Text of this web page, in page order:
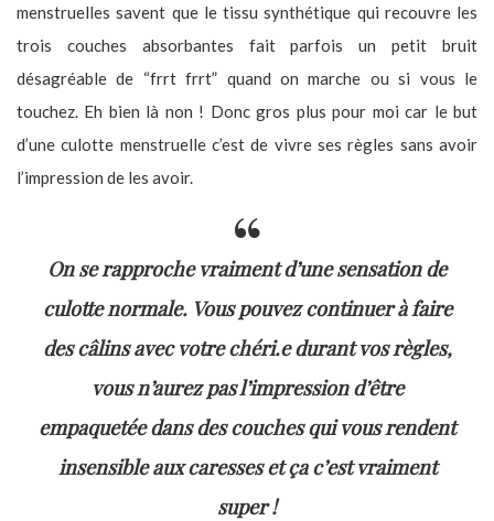
menstruelles savent que le tissu synthétique qui recouvre les
trois couches absorbantes fait parfois un petit bruit
désagréable de “frrt frrt” quand on marche ou si vous le
touchez. Eh bien là non ! Donc gros plus pour moi car le but
d’une culotte menstruelle c’est de vivre ses règles sans avoir
l’impression de les avoir.
On se rapproche vraiment d’une sensation de
culotte normale. Vous pouvez continuer à faire
des câlins avec votre chéri.e durant vos règles,
vous n’aurez pas l’impression d’être
empaquetée dans des couches qui vous rendent
insensible aux caresses et ça c’est vraiment
super !